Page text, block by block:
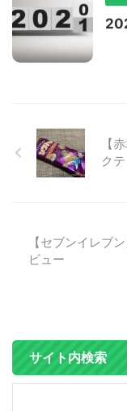
【
ク
【セブンイレブ
ビュー
サイト内検索